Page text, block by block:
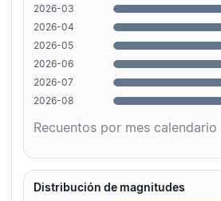
2026-03
2026-04
2026-05
2026-06
2026-07
2026-08
Recuentos por mes calendario
Distribución de magnitudes